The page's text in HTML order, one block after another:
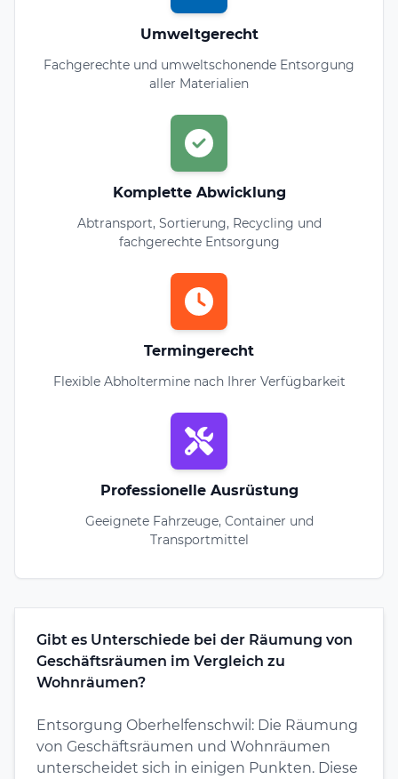
Umweltgerecht
Fachgerechte und umweltschonende Entsorgung
aller Materialien
Komplette Abwicklung
Abtransport, Sortierung, Recycling und
fachgerechte Entsorgung
Termingerecht
Flexible Abholtermine nach Ihrer Verfügbarkeit
Professionelle Ausrüstung
Geeignete Fahrzeuge, Container und
Transportmittel
Gibt es Unterschiede bei der Räumung von
Geschäftsräumen im Vergleich zu
Wohnräumen?
Entsorgung Oberhelfenschwil: Die Räumung
von Geschäftsräumen und Wohnräumen
unterscheidet sich in einigen Punkten. Diese